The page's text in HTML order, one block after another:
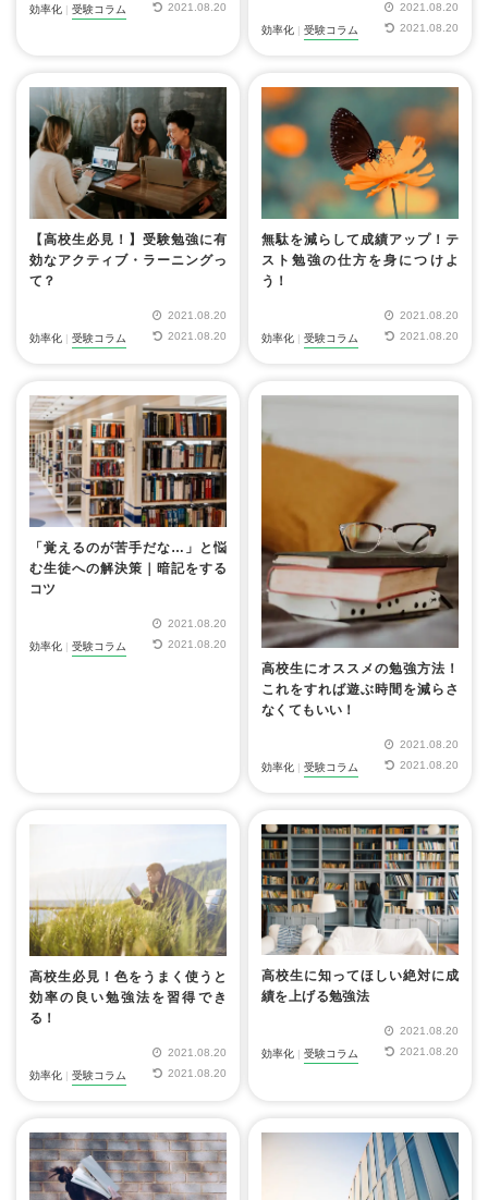
効率化 受験コラム
2021.08.20
効率化 受験コラム
2021.08.20
2021.08.20
【高校生必見！】受験勉強に有
効なアクティブ・ラーニングっ
て？
効率化 | 受験コラム
2021.08.20
2021.08.20
無駄を減らして成績アップ！テ
スト勉強の仕方を身につけよ
う！
効率化 | 受験コラム
2021.08.20
2021.08.20
「覚えるのが苦手だな…」と悩
む生徒への解決策｜暗記をする
コツ
効率化 | 受験コラム
2021.08.20
2021.08.20
高校生にオススメの勉強方法！
これをすれば遊ぶ時間を減らさ
なくてもいい！
効率化 | 受験コラム
2021.08.20
2021.08.20
高校生必見！色をうまく使うと
効率の良い勉強法を習得でき
る！
効率化 | 受験コラム
2021.08.20
2021.08.20
高校生に知ってほしい絶対に成
績を上げる勉強法
効率化 受験コラム
2021.08.20
2021.08.20